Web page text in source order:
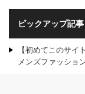
ピックアップ記事
【初めてこのサ
メンズファッショ